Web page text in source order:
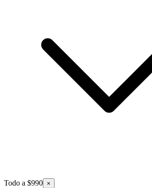
Todo a $990 ×